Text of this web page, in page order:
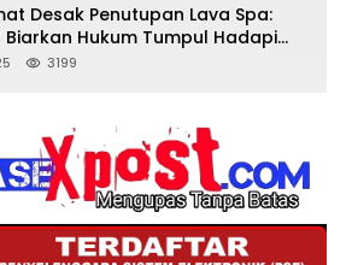
Desak Penutupan Lava Spa:
Hukum Tumpul Hadapi
3199